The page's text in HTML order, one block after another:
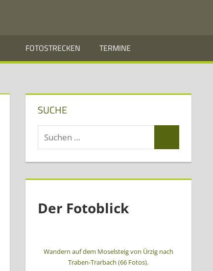
FOTOSTRECKEN TERMINE
SUCHE
Suchen
nach:
Der Fotoblick
Wandern auf dem Moselsteig von Ürzig nach
Traben-Trarbach (66 Fotos).